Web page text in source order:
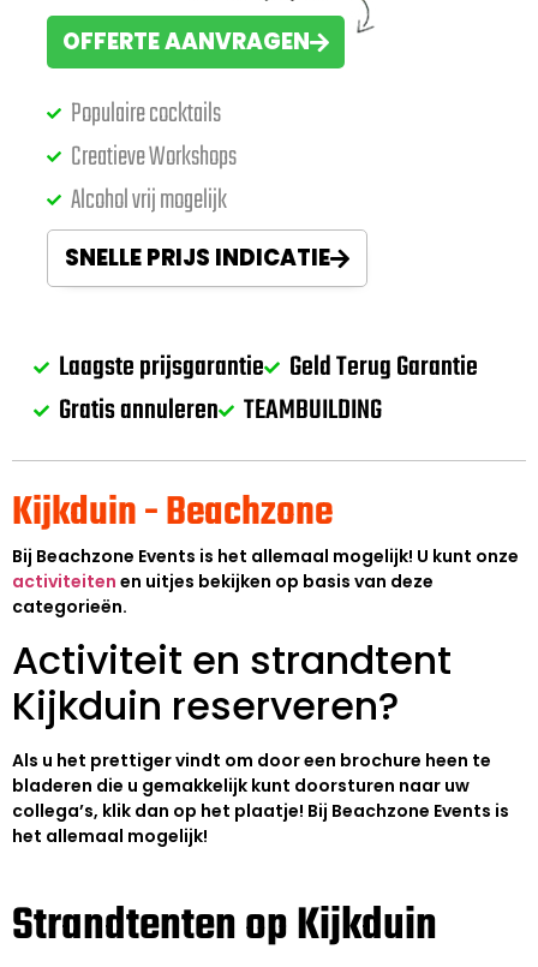
OFFERTE AANVRAGEN
Populaire cocktails
Creatieve Workshops
Alcohol vrij mogelijk
SNELLE PRIJS INDICATIE
Laagste prijsgarantie
Geld Terug Garantie
Gratis annuleren TEAMBUILDING
Kijkduin - Beachzone
Bij Beachzone Events is het allemaal mogelijk! U kunt onze
activiteiten en uitjes bekijken op basis van deze
categorieën.
Activiteit en strandtent
Kijkduin reserveren?
Als u het prettiger vindt om door een brochure heen te
bladeren die u gemakkelijk kunt doorsturen naar uw
collega’s, klik dan op het plaatje! Bij Beachzone Events is
het allemaal mogelijk!
Strandtenten op Kijkduin